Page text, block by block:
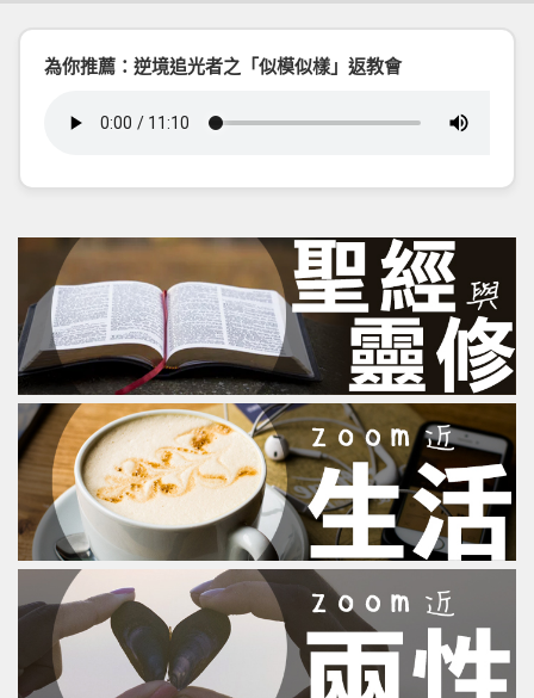
為你推薦：逆境追光者之「似模似樣」返教會